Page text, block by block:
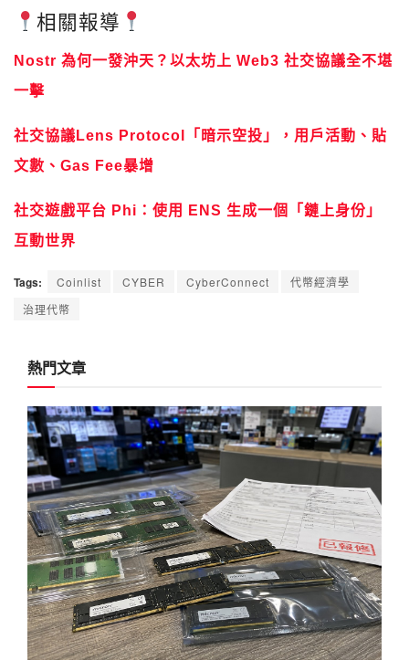
相關報導
Nostr 為何一發沖天？以太坊上 Web3 社交協議全不堪
一擊
社交協議Lens Protocol「暗示空投」，用戶活動、貼
文數、Gas Fee暴增
社交遊戲平台 Phi：使用 ENS 生成一個「鏈上身份」
互動世界
Tags: Coinlist CYBER CyberConnect
代幣經濟學
治理代幣
熱門文章